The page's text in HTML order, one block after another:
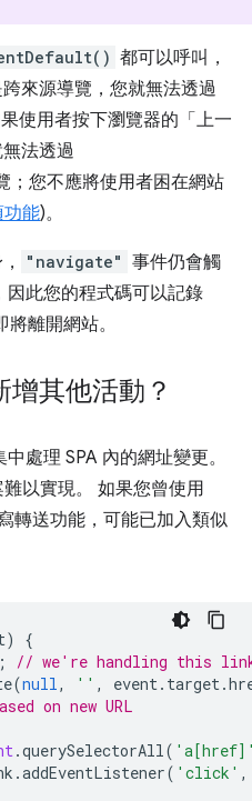
都可以呼叫，
來源導覽，您就無法透過
使用者按下瀏覽器的「上一
法透過
；您不應將使用者困在網站
能)。
"navigate" 事件仍會觸
因此您的程式碼可以記錄
離開網站。
其他活動？
處理 SPA 內的網址變更。
以實現。 如果您曾使用
轉送功能，可能已加入類似
)
{
// we're handling this
(null, '' , event. target.
on new URL
.querySelectorAll(
.addEventListener( 'click' ,